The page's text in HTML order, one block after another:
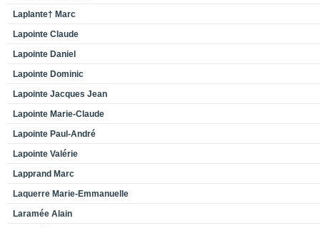
Laplante† Marc
Lapointe Claude
Lapointe Daniel
Lapointe Dominic
Lapointe Jacques Jean
Lapointe Marie-Claude
Lapointe Paul-André
Lapointe Valérie
Lapprand Marc
Laquerre Marie-Emmanuelle
Laramée Alain